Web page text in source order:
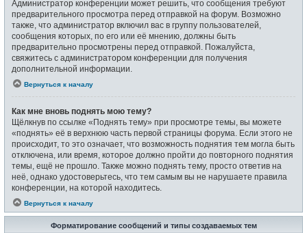
Администратор конференции может решить, что сообщения требуют
предварительного просмотра перед отправкой на форум. Возможно
также, что администратор включил вас в группу пользователей,
сообщения которых, по его или её мнению, должны быть
предварительно просмотрены перед отправкой. Пожалуйста,
свяжитесь с администратором конференции для получения
дополнительной информации.
Вернуться к началу
Как мне вновь поднять мою тему?
Щёлкнув по ссылке «Поднять тему» при просмотре темы, вы можете
«поднять» её в верхнюю часть первой страницы форума. Если этого не
происходит, то это означает, что возможность поднятия тем могла быть
отключена, или время, которое должно пройти до повторного поднятия
темы, ещё не прошло. Также можно поднять тему, просто ответив на
неё, однако удостоверьтесь, что тем самым вы не нарушаете правила
конференции, на которой находитесь.
Вернуться к началу
Форматирование сообщений и типы создаваемых тем